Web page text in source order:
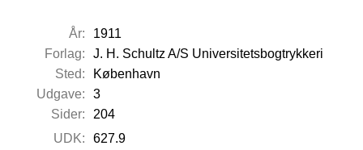
År:
1911
Forlag:
J. H. Schultz A/S Universitetsbogtrykkeri
Sted:
København
Udgave:
3
Sider:
204
UDK:
627.9